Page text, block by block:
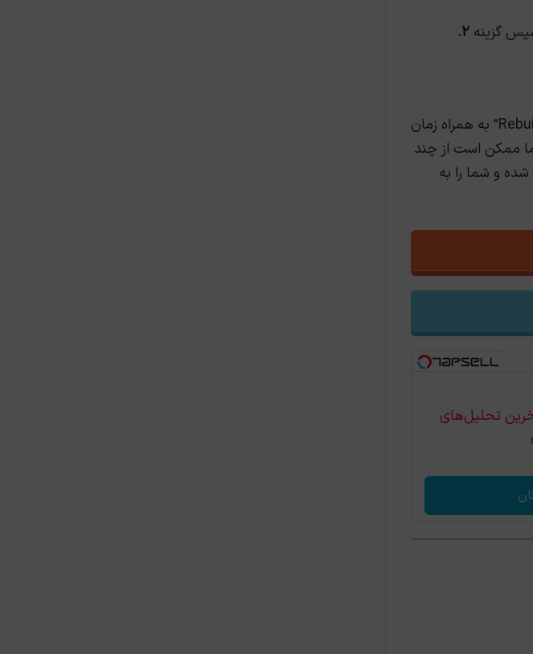
گزینه
۲.
کنسول مجدداً راه‌اندازی می‌شود و یک نوار پیشرفت با عنوان “Rebuilding database” به همراه زمان
ممکن است از چند
و شما را به
تحلیل‌های